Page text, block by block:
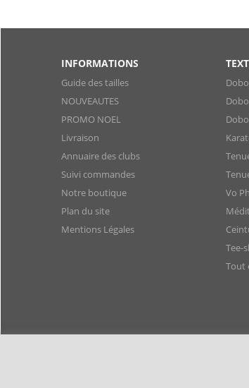
INFORMATIONS
Guide des tailles
NOUVEAUTES
PROMO NOEL
Livraison
Annuaire des clubs
Suivi commandes
Notre boutique
Plan du site
Mentions Légales
Vo
Tee-
Tout